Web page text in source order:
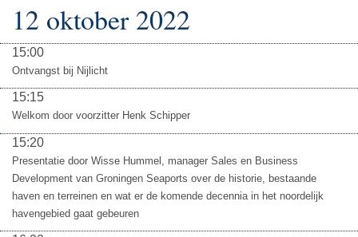
12 oktober 2022
15:00
Ontvangst bij Nijlicht
15:15
Welkom door voorzitter Henk Schipper
15:20
Presentatie door Wisse Hummel, manager Sales en Business
Development van Groningen Seaports over de historie, bestaande
haven en terreinen en wat er de komende decennia in het noordelijk
havengebied gaat gebeuren